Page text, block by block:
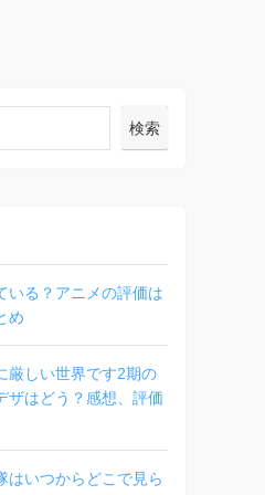
検索
いる？アニメの評価は
め
厳しい世界です2期の
ザはどう？感想、評価
はいつからどこで見ら